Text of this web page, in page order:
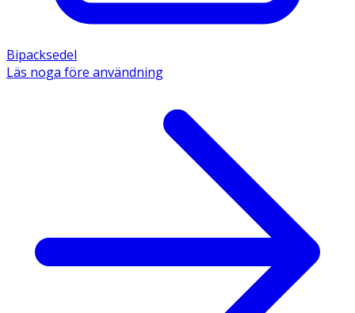
Bipacksedel
Läs noga före användning